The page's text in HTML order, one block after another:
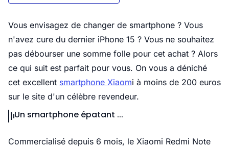
Vous envisagez de changer de smartphone ? Vous
n'avez cure du dernier iPhone 15 ? Vous ne souhaitez
pas débourser une somme folle pour cet achat ? Alors
ce qui suit est parfait pour vous. On vous a déniché
cet excellent smartphone Xiaomi à moins de 200 euros
sur le site d'un célèbre revendeur.
Un smartphone épatant ...
Commercialisé depuis 6 mois, le Xiaomi Redmi Note